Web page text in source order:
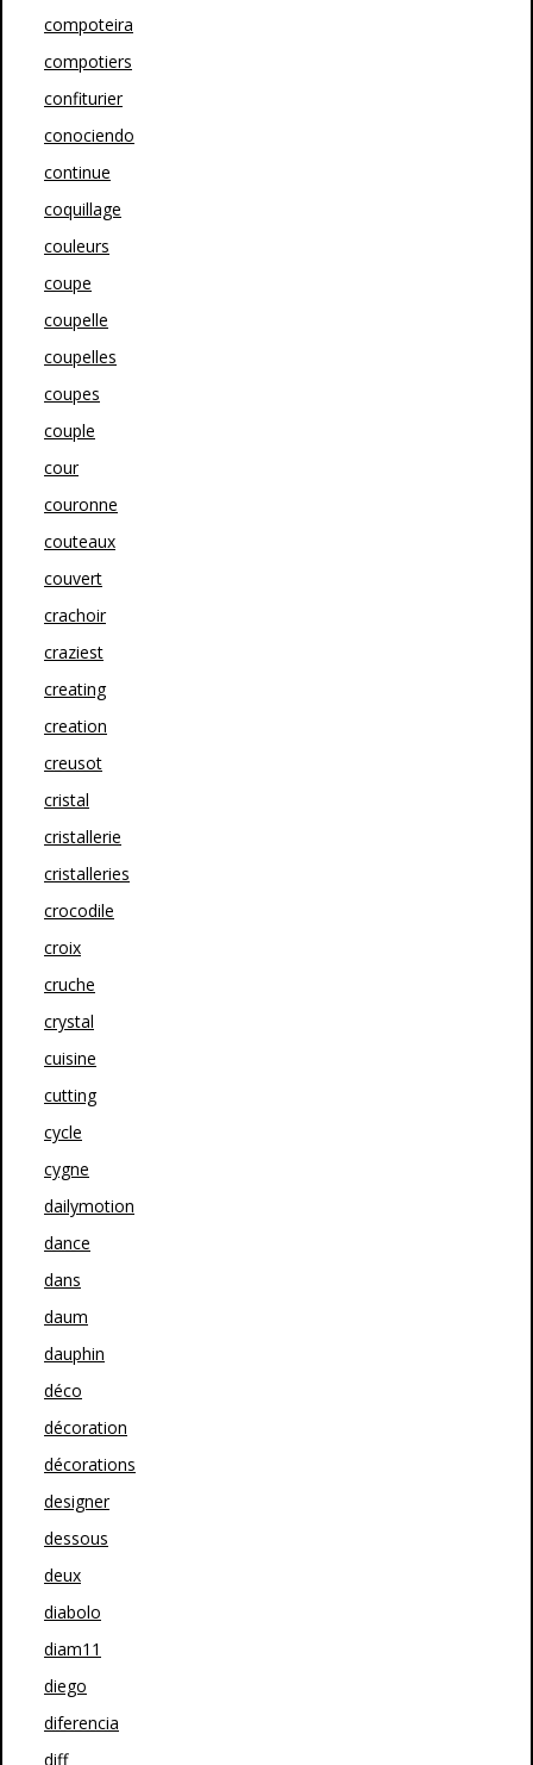
compoteira
compotiers
confiturier
conociendo
continue
coquillage
couleurs
coupe
coupelle
coupelles
coupes
couple
cour
couronne
couteaux
couvert
crachoir
craziest
creating
creation
creusot
cristal
cristallerie
cristalleries
crocodile
croix
cruche
crystal
cuisine
cutting
cycle
cygne
dailymotion
dance
dans
daum
dauphin
déco
décoration
décorations
designer
dessous
deux
diabolo
diam11
diego
diferencia
diff